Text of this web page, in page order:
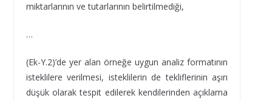
miktarlarının ve tutarlarının belirtilmediği,
…
(Ek-Y.2)’de yer alan örneğe uygun analiz formatının
isteklilere verilmesi, isteklilerin de tekliflerinin aşırı
düşük olarak tespit edilerek kendilerinden açıklama